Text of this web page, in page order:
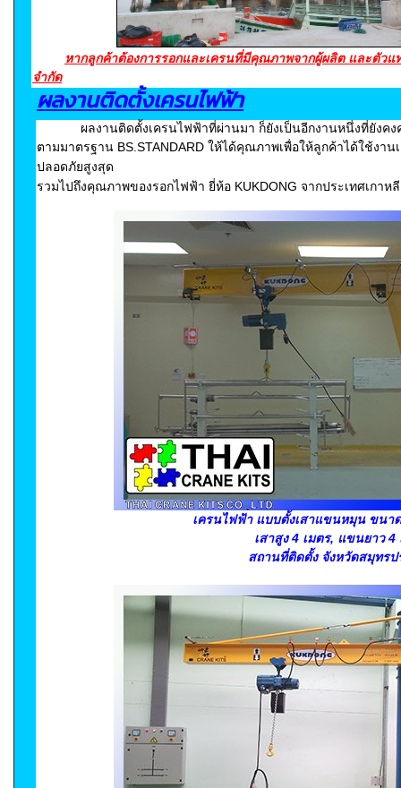
หากลูกค้าต้องการรอกและเครนที่มีคุณภาพจากผู้ผลิต และตัว
จำกัด
ผลงานติดตั้งเครนไฟฟ้า
ผลงานติดตั้งเครนไฟฟ้าที่ผ่านมา ก็ยังเป็นอีกงานหนึ่งที่ยังคง
ตามมาตรฐาน BS.STANDARD ให้ได้คุณภาพเพื่อให้ลูกค้าได้ใช้งา
ปลอดภัยสูงสุด
รวมไปถึงคุณภาพของรอกไฟฟ้า ยี่ห้อ KUKDONG จากประเทศเกา
เครนไฟฟ้า แบบตั้งเสาแขนหมุน ขนา
เสาสูง 4 เมตร, แขนยาว 4
สถานที่ติดตั้ง จังหวัดสมุทรป